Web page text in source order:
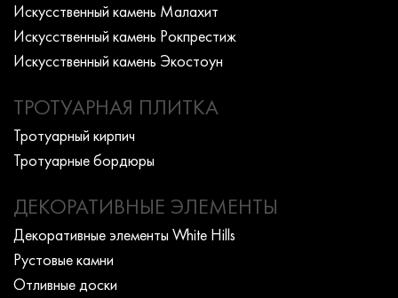
Искусcтвенный камень Малахит
Искусcтвенный камень Рокпрестиж
Искусcтвенный камень Экостоун
ТРОТУАРНАЯ ПЛИТКА
Тротуарный кирпич
Тротуарные бордюры
ДЕКОРАТИВНЫЕ ЭЛЕМЕНТЫ
Декоративные элементы White Hills
Рустовые камни
Отливные доски